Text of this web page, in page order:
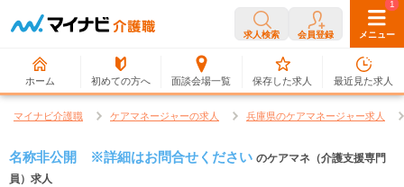
求人検索 会員登録 メニュー
ホーム 初めての方へ 面談会場一覧
0
保存した求人
1
最近見た求人
マイナビ介護職 ケアマネージャーの求人 兵庫県のケアマネージャー求人
名称非公開 ※詳細はお問合せください のケアマネ（介護支援専門
員）求人